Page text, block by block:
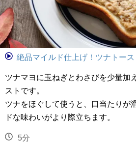
絶品マイルド仕上げ！ツナトース
ツナマヨに玉ねぎとわさびを少量加
ストです。
ツナをほぐして使うと、口当たりが
ドな味わいがより際立ちます。
5分